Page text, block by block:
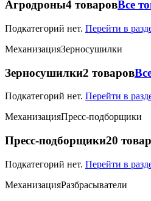
Агродроны4 товаровВсе
Подкатегорий нет. Перейти в
МеханизацияЗерносушилки
Зерносушилки2 товаров
Подкатегорий нет. Перейти в
МеханизацияПресс-подборщики
Пресс-подборщики20
Подкатегорий нет. Перейти в
МеханизацияРазбрасыватели